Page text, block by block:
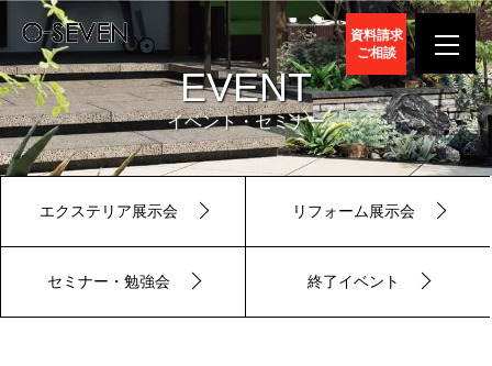
資料請求
ご相談
EVENT
イベント・セミナー
エクステリア展示会 リフォーム展示会
セミナー・勉強会 終了イベント